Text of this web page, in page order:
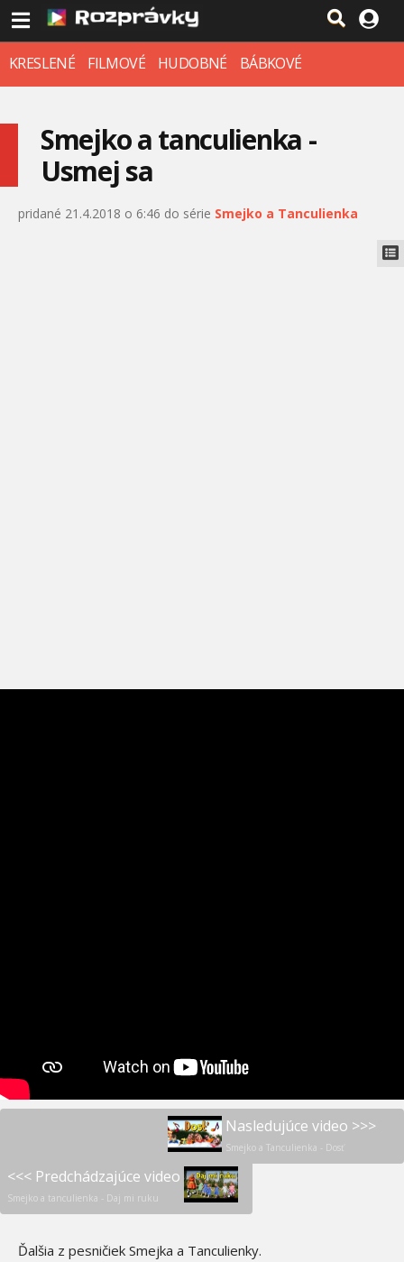
KRESLENÉ FILMOVÉ HUDOBNÉ BÁBKOVÉ
Smejko a tanculienka -
Usmej sa
pridané 21.4.2018 o 6:46 do série Smejko a Tanculienka
Nasledujúce video >>>
Smejko a Tanculienka - Dosť
<<< Predchádzajúce video
Smejko a tanculienka - Daj mi ruku
Ďalšia z pesničiek Smejka a Tanculienky.